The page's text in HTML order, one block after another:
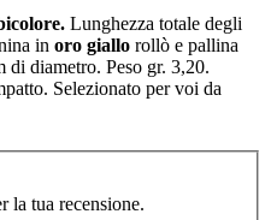
Lunghezza totale degli
in oro giallo rollò e pallina
di diametro. Peso gr. 3,20.
Selezionato per voi da
la tua recensione.